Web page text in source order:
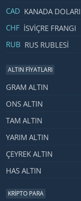
CAD KANADA DOLARI
CHF İSVIÇRE FRANGI
RUB RUS RUBLESI
ALTIN FIYATLARI
İsimFiyatDeğişim
GRAM ALTIN
ONS ALTIN
TAM ALTIN
YARIM ALTIN
ÇEYREK ALTIN
HAS ALTIN
KRIPTO PARA